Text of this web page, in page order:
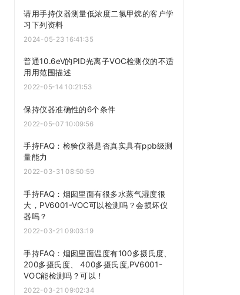
请用手持仪器测量低浓度二氯甲烷的客户学
习下列资料
2024-05-23 16:41:35
普通10.6eV的PID光离子VOC检测仪的不适
用用范围描述
2022-05-14 10:21:53
保持仪器准确性的6个条件
2022-05-07 10:09:56
手持FAQ：检验仪器是否真实具有ppb级测
量能力
2022-03-31 08:50:59
手持FAQ：烟囱里面有很多水蒸气湿度很
大，PV6001-VOC可以检测吗？会损坏仪
器吗？
2022-03-21 09:03:19
手持FAQ：烟囱里面温度有100多摄氏度、
200多摄氏度、 400多摄氏度,PV6001-
VOC能检测吗？可以！
2022-03-21 09:02:34